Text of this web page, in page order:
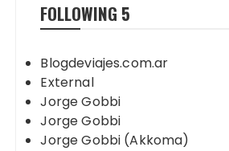
FOLLOWING 5
Blogdeviajes.com.ar
External
Jorge Gobbi
Jorge Gobbi
Jorge Gobbi (Akkoma)